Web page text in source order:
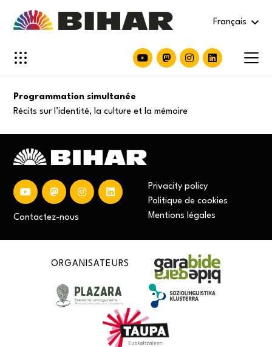
Français
Programmation simultanée
Récits sur l’identité, la culture et la mémoire
Contactez-nous
Privacity policy
Politique de cookies
Mentions légales
ORGANISATEURS